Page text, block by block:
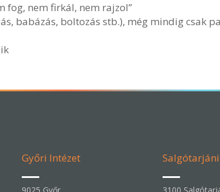
fog, nem firkál, nem rajzol”
babázás, boltozás stb.), még mindig csak
Győri Intézet